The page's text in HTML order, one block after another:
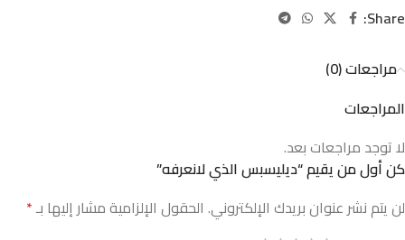
Share:
مراجعات (0)
المراجعات
لا توجد مراجعات بعد.
كن أول من يقيم “ديليسبس الذي لانعرفه”
لن يتم نشر عنوان بريدك الإلكتروني. الحقول الإلزامية مشار إليها بـ*